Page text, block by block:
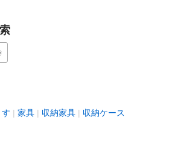
家具 収納家具 収納ケース